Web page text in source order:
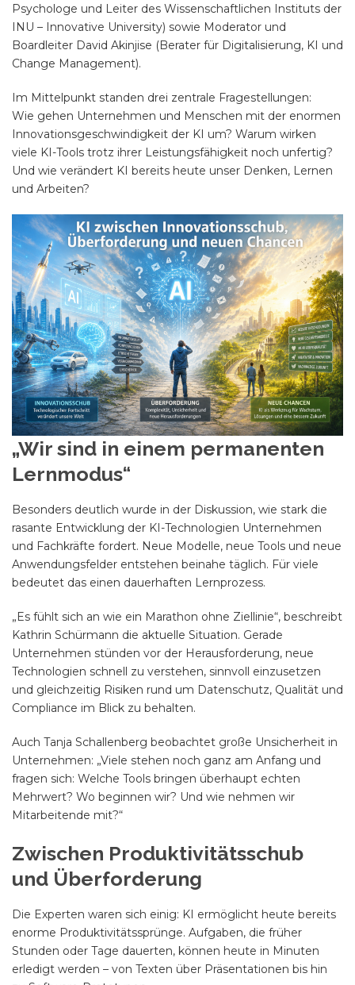
Psychologe und Leiter des Wissenschaftlichen Instituts der
INU – Innovative University) sowie Moderator und
Boardleiter David Akinjise (Berater für Digitalisierung, KI und
Change Management).
Im Mittelpunkt standen drei zentrale Fragestellungen:
Wie gehen Unternehmen und Menschen mit der enormen
Innovationsgeschwindigkeit der KI um? Warum wirken
viele KI-Tools trotz ihrer Leistungsfähigkeit noch unfertig?
Und wie verändert KI bereits heute unser Denken, Lernen
und Arbeiten?
„Wir sind in einem permanenten
Lernmodus“
Besonders deutlich wurde in der Diskussion, wie stark die
rasante Entwicklung der KI-Technologien Unternehmen
und Fachkräfte fordert. Neue Modelle, neue Tools und neue
Anwendungsfelder entstehen beinahe täglich. Für viele
bedeutet das einen dauerhaften Lernprozess.
„Es fühlt sich an wie ein Marathon ohne Ziellinie“, beschreibt
Kathrin Schürmann die aktuelle Situation. Gerade
Unternehmen stünden vor der Herausforderung, neue
Technologien schnell zu verstehen, sinnvoll einzusetzen
und gleichzeitig Risiken rund um Datenschutz, Qualität und
Compliance im Blick zu behalten.
Auch Tanja Schallenberg beobachtet große Unsicherheit in
Unternehmen: „Viele stehen noch ganz am Anfang und
fragen sich: Welche Tools bringen überhaupt echten
Mehrwert? Wo beginnen wir? Und wie nehmen wir
Mitarbeitende mit?“
Zwischen Produktivitätsschub
und Überforderung
Die Experten waren sich einig: KI ermöglicht heute bereits
enorme Produktivitätssprünge. Aufgaben, die früher
Stunden oder Tage dauerten, können heute in Minuten
erledigt werden – von Texten über Präsentationen bis hin